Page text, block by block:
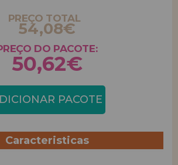
PREÇO TOTAL
54,08€
DO PACOTE:
50,62€
PACOTE
Caracteristicas